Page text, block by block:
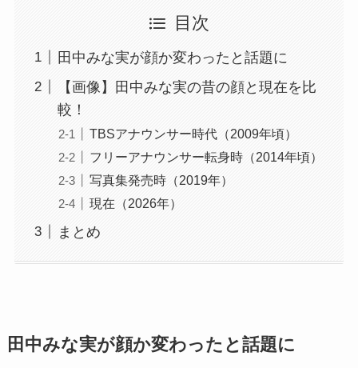
目次
田中みな実が顔か変わったと話題に
【画像】田中みな実の昔の顔と現在を比
較！
TBSアナウンサー時代（2009年頃）
フリーアナウンサー転身時（2014年頃）
写真集発売時（2019年）
現在（2026年）
まとめ
田中みな実が顔か変わったと話題に